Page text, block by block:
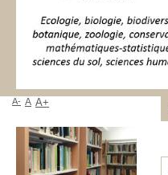
A- A A+